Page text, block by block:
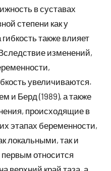
в суставах
степени как у
также влияет
изменений,
увеличиваются.
и Берд (1989), а также
происходящие в
этапах беременности,
локальными, так и
относится